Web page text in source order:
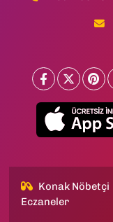
Konak Nöbetçi
Eczaneler